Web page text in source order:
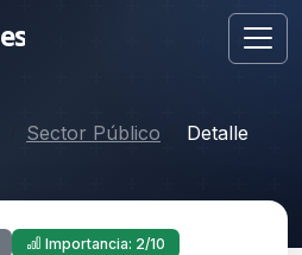
Sector Público Detalle
Importancia: 2/10